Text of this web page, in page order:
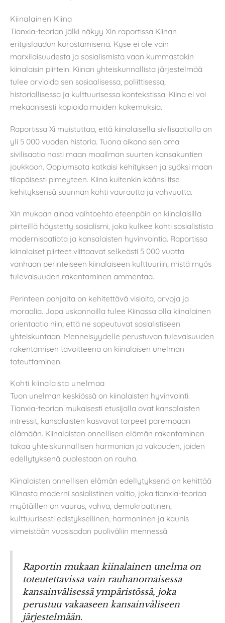
Kiinalainen Kiina
Tianxia-teorian jälki näkyy Xin raportissa Kiinan
erityislaadun korostamisena. Kyse ei ole vain
marxilaisuudesta ja sosialismista vaan kummastakin
kiinalaisin piirtein. Kiinan yhteiskunnallista järjestelmää
tulee arvioida sen sosiaalisessa, poliittisessa,
historiallisessa ja kulttuurisessa kontekstissa. Kiina ei voi
mekaanisesti kopioida muiden kokemuksia.
Raportissa Xi muistuttaa, että kiinalaisella sivilisaatiolla on
yli 5 000 vuoden historia. Tuona aikana sen oma
sivilisaatio nosti maan maailman suurten kansakuntien
joukkoon. Oopiumsota katkaisi kehityksen ja syöksi maan
tilapäisesti pimeyteen. Kiina kuitenkin käänsi itse
kehityksensä suunnan kohti vaurautta ja vahvuutta.
Xin mukaan ainoa vaihtoehto eteenpäin on kiinalaisilla
piirteillä höystetty sosialismi, joka kulkee kohti sosialistista
modernisaatiota ja kansalaisten hyvinvointia. Raportissa
kiinalaiset piirteet viittaavat selkeästi 5 000 vuotta
vanhaan perinteiseen kiinalaiseen kulttuuriin, mistä myös
tulevaisuuden rakentaminen ammentaa.
Perinteen pohjalta on kehitettävä visioita, arvoja ja
moraalia. Jopa uskonnoilla tulee Kiinassa olla kiinalainen
orientaatio niin, että ne sopeutuvat sosialistiseen
yhteiskuntaan. Menneisyydelle perustuvan tulevaisuuden
rakentamisen tavoitteena on kiinalaisen unelman
toteuttaminen.
Kohti kiinalaista unelmaa
Tuon unelman keskiössä on kiinalaisten hyvinvointi.
Tianxia-teorian mukaisesti etusijalla ovat kansalaisten
intressit, kansalaisten kasvavat tarpeet parempaan
elämään. Kiinalaisten onnellisen elämän rakentaminen
takaa yhteiskunnallisen harmonian ja vakauden, joiden
edellytyksenä puolestaan on rauha.
Kiinalaisten onnellisen elämän edellytyksenä on kehittää
Kiinasta moderni sosialistinen valtio, joka tianxia-teoriaa
myötäillen on vauras, vahva, demokraattinen,
kulttuurisesti edistyksellinen, harmoninen ja kaunis
viimeistään vuosisadan puoliväliin mennessä.
Raportin mukaan kiinalainen unelma on
toteutettavissa vain rauhanomaisessa
kansainvälisessä ympäristössä, joka
perustuu vakaaseen kansainväliseen
järjestelmään.